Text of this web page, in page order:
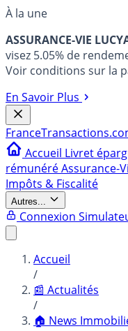
À la une
ASSURANCE-VIE
visez 5.05% de
Voir conditions sur la
En Savoir Plus
France
Accueil Livret
rémunéréAssurance-
Impôts & Fiscalité
Autres...
Connexion
Accueil
/
📰 Actualités
/
🏠 News